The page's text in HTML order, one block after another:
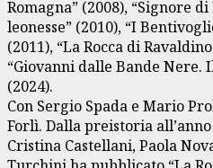
Romagna” (2008), “Signore
leonesse” (2010), “I
(2011), “La Rocca di
“Giovanni dalle Bande Nere.
(2024).
Con Sergio Spada e Mario
Forlì. Dalla preistoria
Cristina Castellani, Paola